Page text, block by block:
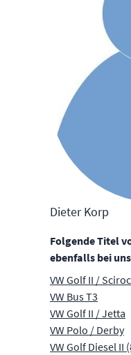
Dieter Korp
Folgende Titel
ebenfalls bei
VW Golf II /
VW Bus T3
VW Golf II / Jetta
VW Polo / Derby
VW Golf Diesel II